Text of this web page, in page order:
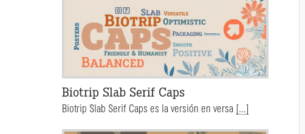
Biotrip Slab Serif Caps
Biotrip Slab Serif Caps es la versión en versa [...]